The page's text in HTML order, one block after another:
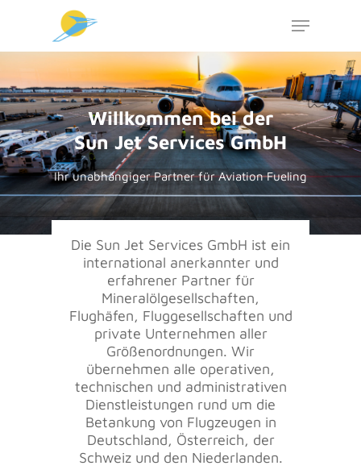
Hit enter to search or ESC to close
Willkommen bei der
Sun Jet Services GmbH
Ihr unabhängiger Partner für Aviation Fueling
Die Sun Jet Services GmbH ist ein
international anerkannter und
erfahrener Partner für
Mineralölgesellschaften,
Flughäfen, Fluggesellschaften und
private Unternehmen aller
Größenordnungen. Wir
übernehmen alle operativen,
technischen und administrativen
Dienstleistungen rund um die
Betankung von Flugzeugen in
Deutschland, Österreich, der
Schweiz und den Niederlanden.